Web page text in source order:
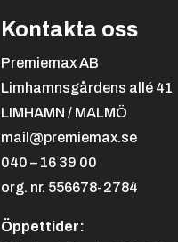
Kontakta oss
Premiemax AB
Limhamnsgårdens allé 41
LIMHAMN / MALMÖ
mail@premiemax.se
040 – 16 39 00
org. nr. 556678-2784
Öppettider: